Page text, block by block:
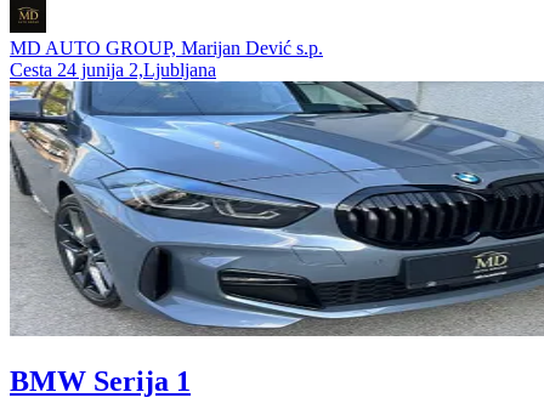
MD AUTO GROUP, Marijan Dević s.p.
Cesta 24 junija 2,Ljubljana
BMW Serija 1